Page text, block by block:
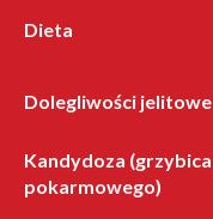
Dieta
Dolegliwości jelitowe
Kandydoza
pokarmowego)